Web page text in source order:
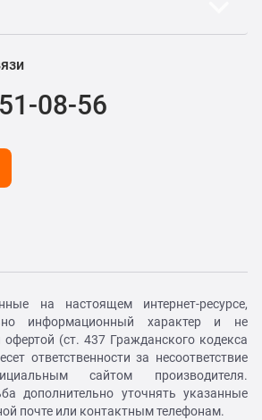
08-56
на настоящем интернет-ресурсе,
информационный характер и не
(ст. 437 Гражданского кодекса
ответственности за несоответствие
сайтом производителя.
дополнительно уточнять указанные
почте или контактным телефонам.